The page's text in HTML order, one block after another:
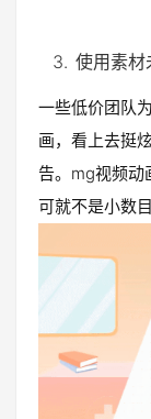
使用素材
一些低价团队
画，看上去挺
告。mg视频动
可就不是小数目